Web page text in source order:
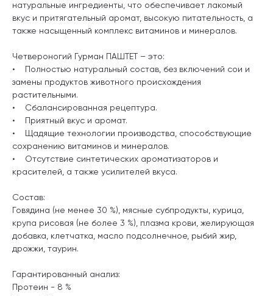
натуральные ингредиенты, что обеспечивает лакомый
вкус и притягательный аромат, высокую питательность, а
также насыщенный комплекс витаминов и минералов.
Четвероногий Гурман ПАШТЕТ – это:
• Полностью натуральный состав, без включений сои и
замены продуктов животного происхождения
растительными.
• Сбалансированная рецептура.
• Приятный вкус и аромат.
• Щадящие технологии производства, способствующие
сохранению витаминов и минералов.
• Отсутствие синтетических ароматизаторов и
красителей, а также усилителей вкуса.
Состав:
Говядина (не менее 30 %), мясные субпродукты, курица,
крупа рисовая (не более 3 %), плазма крови, желирующая
добавка, клетчатка, масло подсолнечное, рыбий жир,
дрожжи, таурин.
Гарантированный анализ:
Протеин - 8 %